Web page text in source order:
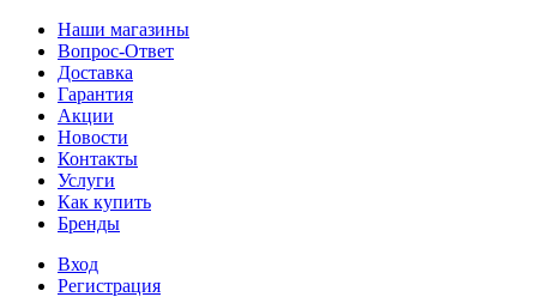
Наши магазины
Вопрос-Ответ
Доставка
Гарантия
Акции
Новости
Контакты
Услуги
Как купить
Бренды
Вход
Регистрация